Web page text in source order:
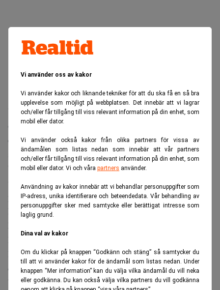
Vi använder oss av kakor
Vi använder kakor och liknande tekniker för att du ska få en så bra
upplevelse som möjligt på webbplatsen. Det innebär att vi lagrar
och/eller får tillgång till viss relevant information på din enhet, som
mobil eller dator.
Vi använder också kakor från olika partners för vissa av
ändamålen som listas nedan som innebär att vår partners
och/eller får tillgång till viss relevant information på din enhet, som
mobil eller dator. Vi och våra partners använder.
Användning av kakor innebär att vi behandlar personuppgifter som
IP-adress, unika identifierare och beteendedata. Vår behandling av
personuppgifter sker med samtycke eller berättigat intresse som
laglig grund.
Dina val av kakor
Om du klickar på knappen “Godkänn och stäng” så samtycker du
till att vi använder kakor för de ändamål som listas nedan. Under
knappen “Mer information” kan du välja vilka ändamål du vill neka
eller godkänna. Du kan också välja vilka partners du vill godkänna
Under de senaste två åren har Softbank byggt upp en
omfattande investeringsportfölj för att positionera sig som
en central aktör inom AI, med tiotals miljarder dollar i
satsningar på OpenAI, datacenter och robotikbolag.
”Att spendera 800 000 miljarder yen om året kommer att
vara en avrundningsdifferens” om AI:s intäkter utgör 20
procent av världens BNP år 2040, saMasayoshiSon på
konferensen, enligt Reuters.
Missa inte:
Realtid
Han preciserade dock inte hur han räknat fram vare sig
dollarsumman eller BNP-andelen.
Vågade satsningar från Son